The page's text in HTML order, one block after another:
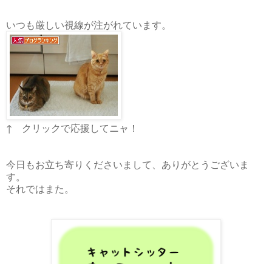
いつも厳しい視線が注がれています。
↑ クリックで応援してニャ！
今日もお立ち寄りくださいまして、ありがとうございま
す。
それではまた。